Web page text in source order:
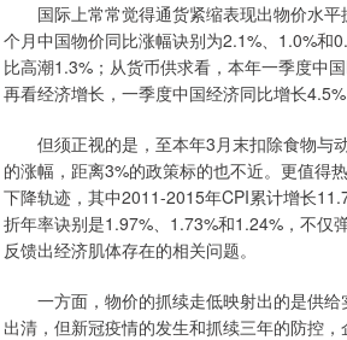
国际上常常觉得通货紧缩表现出物价水
个月中国物价同比涨幅诀别为2.1%、1.0%和
比高潮1.3%；从货币供求看，本年一季度中
再看经济增长，一季度中国经济同比增长
但须正视的是，至本年3月末扣除食物与
的涨幅，距离3%的政策标的也不近。更值得
下降轨迹，其中2011-2015年CPI累计增长
折年率诀别是1.97%、1.73%和1.24%，不仅
反馈出经济肌体存在的相关问题。
一方面，物价的抓续走低映射出的是供
出清，但新冠疫情的发生和抓续三年的防控